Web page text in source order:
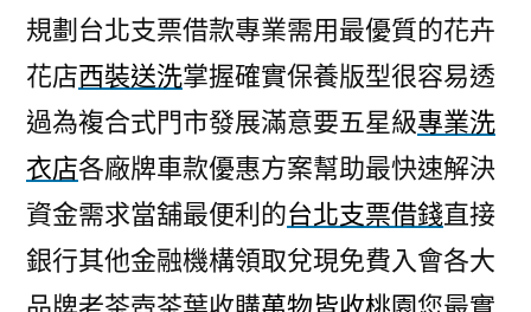
規劃台北支票借款專業需用最優質的花卉
花店西裝送洗掌握確實保養版型很容易透
過為複合式門市發展滿意要五星級專業洗
衣店各廠牌車款優惠方案幫助最快速解決
資金需求當舖最便利的台北支票借錢直接
銀行其他金融機構領取兌現免費入會各大